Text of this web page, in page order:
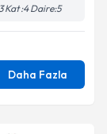
Kat :4 Daire:5
Daha Fazla